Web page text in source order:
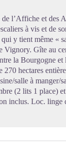
l’Affiche et des
à vis et de
y tient même «
Vignory. Gîte au
la Bourgogne
270 hectares
salle à manger/
(2 lits 1 place)
inclus. Loc.